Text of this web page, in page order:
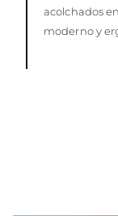
acolchados
moderno y